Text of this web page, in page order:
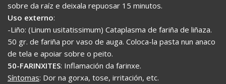
sobre da raíz e deixala repuosar 15 minutos.
Uso externo:
-Liño: (Linum usitatissimum) Cataplasma de fariña de liñaza.
50 gr. de fariña por vaso de auga. Coloca-la pasta nun anaco
de tela e apoiar sobre o peito.
50-FARINXITES: Inflamación da farinxe.
Síntomas: Dor na gorxa, tose, irritación, etc.